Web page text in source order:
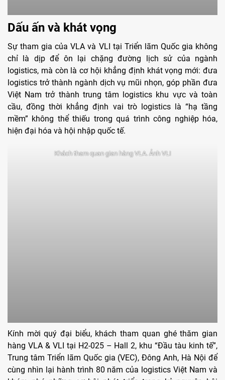
Dấu ấn và khát vọng
Sự tham gia của VLA và VLI tại Triển lãm Quốc gia không
chỉ là dịp để ôn lại chặng đường lịch sử của ngành
logistics, mà còn là cơ hội khẳng định khát vọng mới: đưa
logistics trở thành ngành dịch vụ mũi nhọn, góp phần đưa
Việt Nam trở thành trung tâm logistics khu vực và toàn
cầu, đồng thời khẳng định vai trò logistics là “hạ tầng
mềm” không thể thiếu trong quá trình công nghiệp hóa,
hiện đại hóa và hội nhập quốc tế.
Khách tham quan gian hàng VLA. Ảnh VLI
Kính mời quý đại biểu, khách tham quan ghé thăm gian
hàng VLA & VLI tại H2-025 – Hall 2, khu “Đầu tàu kinh tế”,
Trung tâm Triển lãm Quốc gia (VEC), Đông Anh, Hà Nội để
cùng nhìn lại hành trình 80 năm của logistics Việt Nam và